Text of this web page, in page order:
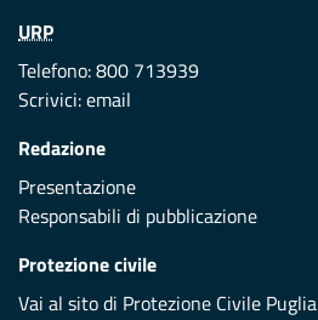
URP
Telefono: 800 713939
Scrivici:email
Redazione
Presentazione
Responsabili di pubblicazione
Protezione civile
Vai al sito di Protezione Civile Puglia